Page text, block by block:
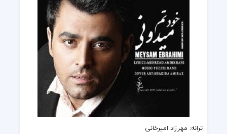
ترانه: مهرزاد امیرخانی